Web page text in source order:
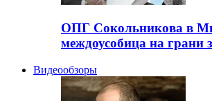
ОПГ Сокольникова в
междоусобица на грани
Видеообзоры